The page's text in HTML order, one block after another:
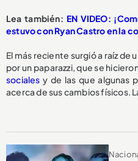
Lea también: EN VIDEO:
estuvo con Ryan Castro en la
El más reciente surgió a raíz
por un paparazzi, que se
sociales y de las que algunas
acerca de sus cambios físicos.